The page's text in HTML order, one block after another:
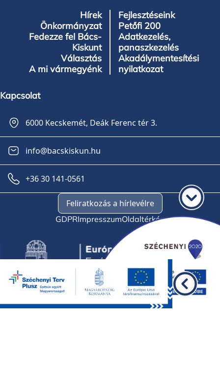
Hírek
Önkormányzat
Fedezze fel Bács-
Kiskunt
Választás
A mi vármegyénk
Fejlesztéseink
Petőfi 200
Adatkezelés,
panaszkezelés
Akadálymentesítési
nyilatkozat
Kapcsolat
6000 Kecskemét, Deák Ferenc tér 3.
info@bacskiskun.hu
+36 30 141-0561
Feliratkozás a hírlevélre
GDPRImpresszumOldaltérkép